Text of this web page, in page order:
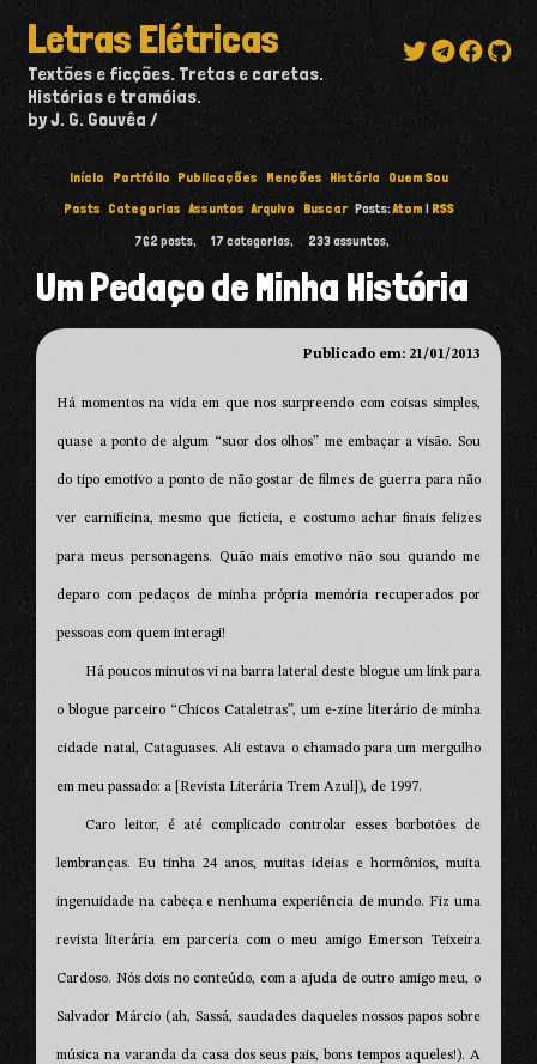
Letras Elétricas
Textões e ficções. Tretas e caretas.
Histórias e tramóias.
by J. G. Gouvêa
Início Portfólio Publicações Menções História
Quem Sou
Posts Categorias Assuntos Arquivo Buscar Posts:Atom | RSS
762 posts, 17 categorias, 233assuntos,
Um Pedaço de Minha História
Publicado em: 21/01/2013
Há momentos na vida em que nos surpreendo com coisas simples,
quase a ponto de algum “suor dos olhos” me embaçar a visão. Sou
do tipo emotivo a ponto de não gostar de filmes de guerra para não
ver carnificina, mesmo que fictícia, e costumo achar finais felizes
para meus personagens. Quão mais emotivo não sou quando me
deparo com pedaços de minha própria memória recuperados por
pessoas com quem interagi!
Há poucos minutos vi na barra lateral deste blogue um link para
o blogue parceiro “Chicos Cataletras”, um e-zine literário de minha
cidade natal, Cataguases. Ali estava o chamado para um mergulho
em meu passado: a [Revista Literária Trem Azul]), de 1997.
Caro leitor, é até complicado controlar esses borbotões de
lembranças. Eu tinha 24 anos, muitas ideias e hormônios, muita
ingenuidade na cabeça e nenhuma experiência de mundo. Fiz uma
revista literária em parceria com o meu amigo Emerson Teixeira
Cardoso. Nós dois no conteúdo, com a ajuda de outro amigo meu, o
Salvador Márcio (ah, Sassá, saudades daqueles nossos papos sobre
música na varanda da casa dos seus pais, bons tempos aqueles!). A